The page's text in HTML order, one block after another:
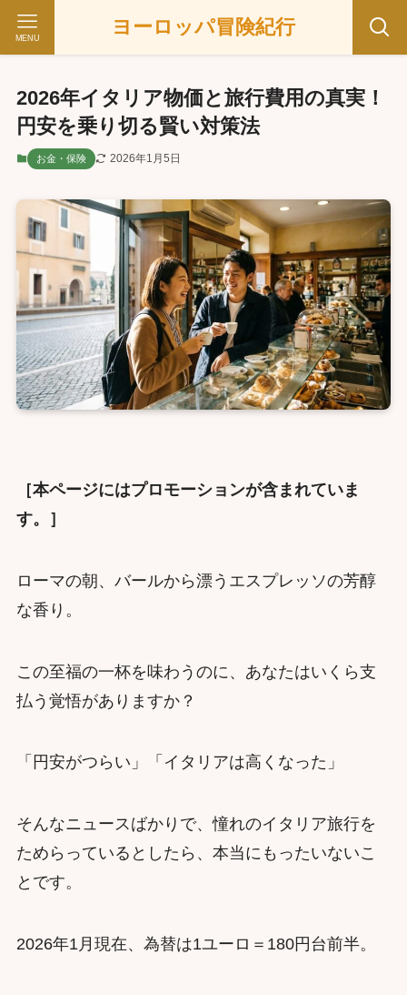
ヨーロッパ冒険紀行
MENU
2026年イタリア物価と旅行費用の真実！
円安を乗り切る賢い対策法
お金・保険 2026年1月5日
［本ページにはプロモーションが含まれていま
す。］
ローマの朝、バールから漂うエスプレッソの芳醇
な香り。
この至福の一杯を味わうのに、あなたはいくら支
払う覚悟がありますか？
「円安がつらい」「イタリアは高くなった」
そんなニュースばかりで、憧れのイタリア旅行を
ためらっているとしたら、本当にもったいないこ
とです。
2026年1月現在、為替は1ユーロ＝180円台前半。